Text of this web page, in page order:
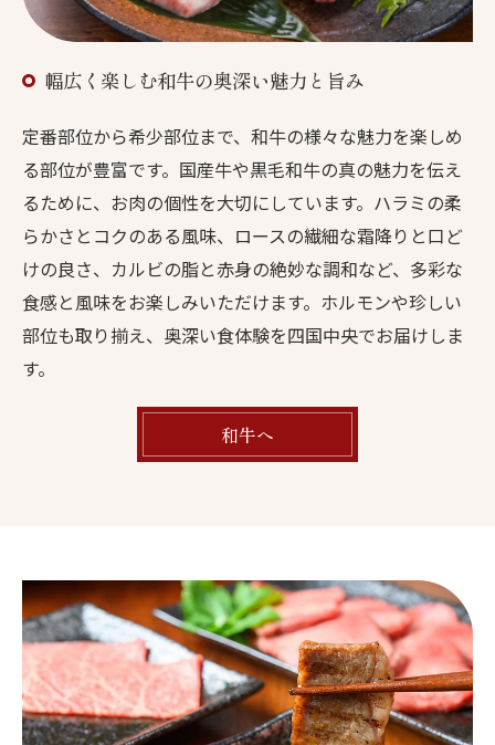
幅広く楽しむ和牛の奥深い魅力と旨み
定番部位から希少部位まで、和牛の様々な魅力を楽しめ
る部位が豊富です。国産牛や黒毛和牛の真の魅力を伝え
るために、お肉の個性を大切にしています。ハラミの柔
らかさとコクのある風味、ロースの繊細な霜降りと口ど
けの良さ、カルビの脂と赤身の絶妙な調和など、多彩な
食感と風味をお楽しみいただけます。ホルモンや珍しい
部位も取り揃え、奥深い食体験を四国中央でお届けしま
す。
和牛へ